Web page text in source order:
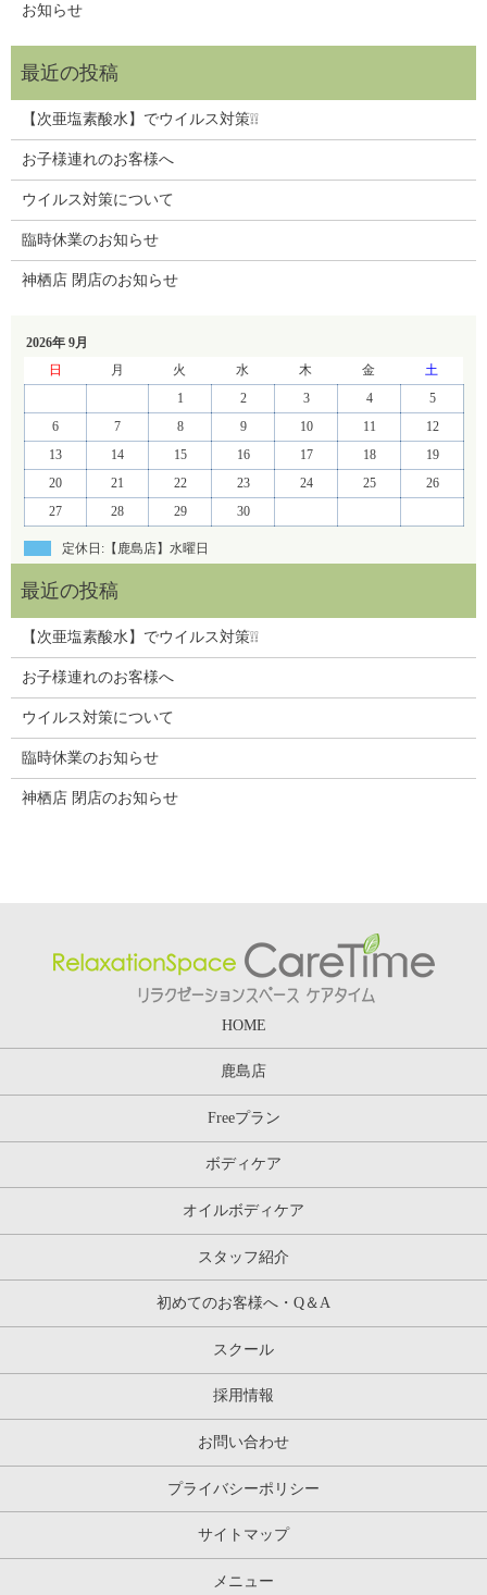
お知らせ
【次亜塩素酸水】でウイルス対策❕❕
お子様連れのお客様へ
ウイルス対策について
臨時休業のお知らせ
神栖店 閉店のお知らせ
2026年 9月
日
月 火 水 木 金
土
1
2 3 4
5
6
7 8 9 10 11
12
13
14 15 16 17 18
19
20
21 22 23 24 25
26
27
28 29 30
定休日:【鹿島店】水曜日
【次亜塩素酸水】でウイルス対策❕❕
お子様連れのお客様へ
ウイルス対策について
臨時休業のお知らせ
神栖店 閉店のお知らせ
HOME
鹿島店
Freeプラン
ボディケア
オイルボディケア
スタッフ紹介
初めてのお客様へ・Q＆A
スクール
採用情報
お問い合わせ
プライバシーポリシー
サイトマップ
メニュー